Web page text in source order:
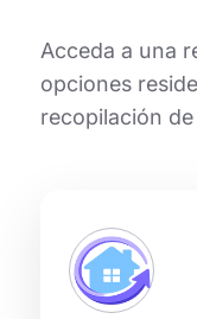
Acceda a una
opciones
recopilación